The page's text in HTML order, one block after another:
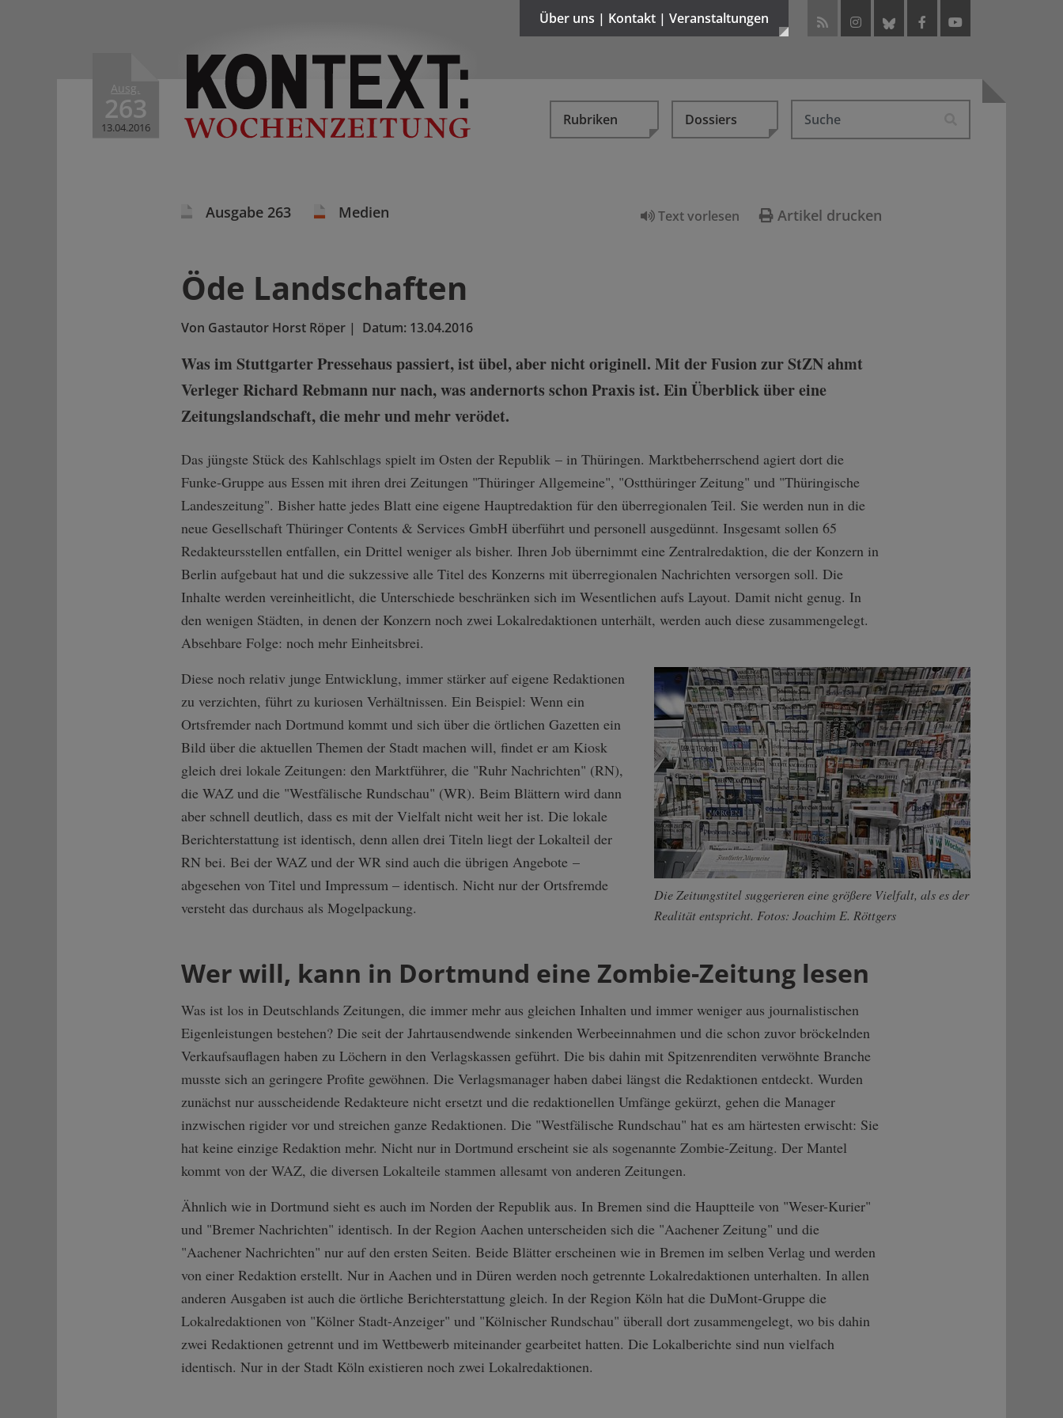
Ausg.
263
13.04.2016
Über uns | Kontakt | Veranstaltungen
Rubriken Dossiers
Text vorlesen Artikel drucken
Ausgabe 263 Medien
Öde Landschaften
Von Gastautor Horst Röper | Datum: 13.04.2016
Was im Stuttgarter Pressehaus passiert, ist übel, aber nicht originell. Mit der Fusion zur StZN ahmt
Verleger Richard Rebmann nur nach, was andernorts schon Praxis ist. Ein Überblick über eine
Zeitungslandschaft, die mehr und mehr verödet.
Das jüngste Stück des Kahlschlags spielt im Osten der Republik – in Thüringen. Marktbeherrschend agiert dort die
Funke-Gruppe aus Essen mit ihren drei Zeitungen "Thüringer Allgemeine", "Ostthüringer Zeitung" und "Thüringische
Landeszeitung". Bisher hatte jedes Blatt eine eigene Hauptredaktion für den überregionalen Teil. Sie werden nun in die
neue Gesellschaft Thüringer Contents & Services GmbH überführt und personell ausgedünnt. Insgesamt sollen 65
Redakteursstellen entfallen, ein Drittel weniger als bisher. Ihren Job übernimmt eine Zentralredaktion, die der Konzern in
Berlin aufgebaut hat und die sukzessive alle Titel des Konzerns mit überregionalen Nachrichten versorgen soll. Die
Inhalte werden vereinheitlicht, die Unterschiede beschränken sich im Wesentlichen aufs Layout. Damit nicht genug. In
den wenigen Städten, in denen der Konzern noch zwei Lokalredaktionen unterhält, werden auch diese zusammengelegt.
Absehbare Folge: noch mehr Einheitsbrei.
Die Zeitungstitel suggerieren eine größere Vielfalt, als es der
Realität entspricht. Fotos: Joachim E. Röttgers
Diese noch relativ junge Entwicklung, immer stärker auf eigene Redaktionen
zu verzichten, führt zu kuriosen Verhältnissen. Ein Beispiel: Wenn ein
Ortsfremder nach Dortmund kommt und sich über die örtlichen Gazetten ein
Bild über die aktuellen Themen der Stadt machen will, findet er am Kiosk
gleich drei lokale Zeitungen: den Marktführer, die "Ruhr Nachrichten" (RN),
die WAZ und die "Westfälische Rundschau" (WR). Beim Blättern wird dann
aber schnell deutlich, dass es mit der Vielfalt nicht weit her ist. Die lokale
Berichterstattung ist identisch, denn allen drei Titeln liegt der Lokalteil der
RN bei. Bei der WAZ und der WR sind auch die übrigen Angebote –
abgesehen von Titel und Impressum – identisch. Nicht nur der Ortsfremde
versteht das durchaus als Mogelpackung.
Wer will, kann in Dortmund eine Zombie-Zeitung lesen
Was ist los in Deutschlands Zeitungen, die immer mehr aus gleichen Inhalten und immer weniger aus journalistischen
Eigenleistungen bestehen? Die seit der Jahrtausendwende sinkenden Werbeeinnahmen und die schon zuvor bröckelnden
Verkaufsauflagen haben zu Löchern in den Verlagskassen geführt. Die bis dahin mit Spitzenrenditen verwöhnte Branche
musste sich an geringere Profite gewöhnen. Die Verlagsmanager haben dabei längst die Redaktionen entdeckt. Wurden
zunächst nur ausscheidende Redakteure nicht ersetzt und die redaktionellen Umfänge gekürzt, gehen die Manager
inzwischen rigider vor und streichen ganze Redaktionen. Die "Westfälische Rundschau" hat es am härtesten erwischt: Sie
hat keine einzige Redaktion mehr. Nicht nur in Dortmund erscheint sie als sogenannte Zombie-Zeitung. Der Mantel
kommt von der WAZ, die diversen Lokalteile stammen allesamt von anderen Zeitungen.
Ähnlich wie in Dortmund sieht es auch im Norden der Republik aus. In Bremen sind die Hauptteile von "Weser-Kurier"
und "Bremer Nachrichten" identisch. In der Region Aachen unterscheiden sich die "Aachener Zeitung" und die
"Aachener Nachrichten" nur auf den ersten Seiten. Beide Blätter erscheinen wie in Bremen im selben Verlag und werden
von einer Redaktion erstellt. Nur in Aachen und in Düren werden noch getrennte Lokalredaktionen unterhalten. In allen
anderen Ausgaben ist auch die örtliche Berichterstattung gleich. In der Region Köln hat die DuMont-Gruppe die
Lokalredaktionen von "Kölner Stadt-Anzeiger" und "Kölnischer Rundschau" überall dort zusammengelegt, wo bis dahin
zwei Redaktionen getrennt und im Wettbewerb miteinander gearbeitet hatten. Die Lokalberichte sind nun vielfach
identisch. Nur in der Stadt Köln existieren noch zwei Lokalredaktionen.